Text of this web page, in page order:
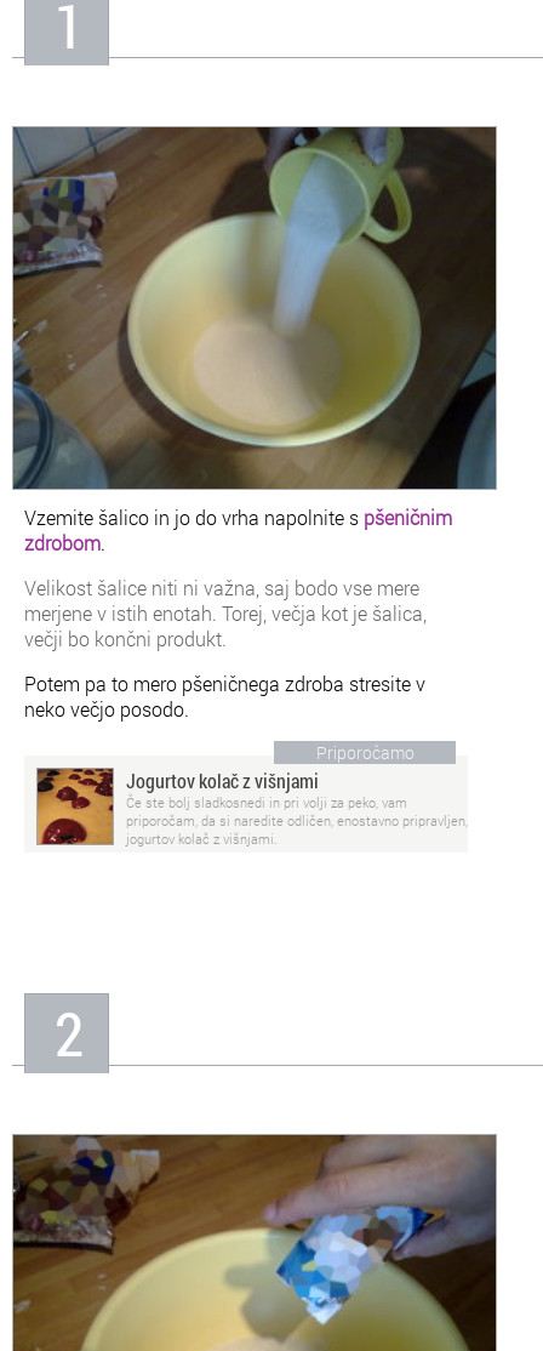
1
Vzemite šalico in jo do vrha napolnite s pšeničnim
zdrobom.
Velikost šalice niti ni važna, saj bodo vse mere
merjene v istih enotah. Torej, večja kot je šalica,
večji bo končni produkt.
Potem pa to mero pšeničnega zdroba stresite v
neko večjo posodo.
Priporočamo
Jogurtov kolač z višnjami
Če ste bolj sladkosnedi in pri volji za peko, vam
priporočam, da si naredite odličen, enostavno pripravljen,
jogurtov kolač z višnjami.
2